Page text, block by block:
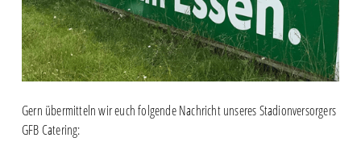
Gern übermitteln wir euch folgende Nachricht unseres Stadionversorgers
GFB Catering: